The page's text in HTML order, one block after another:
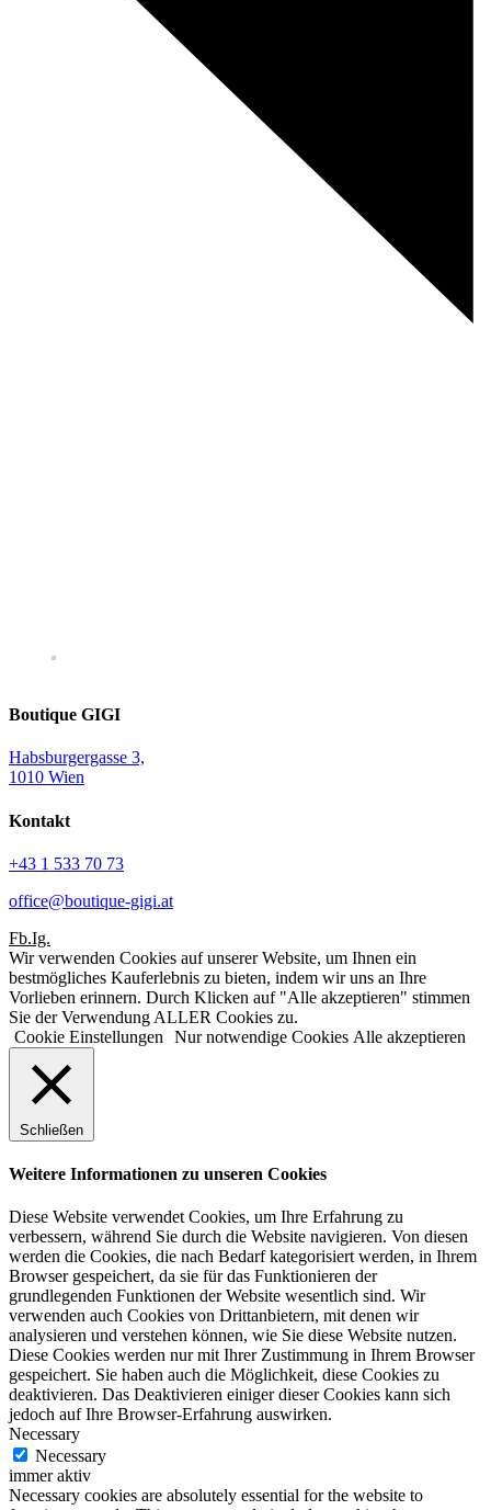
Boutique GIGI
Habsburgergasse 3,
1010 Wien
Kontakt
+43 1 533 70 73
office@boutique-gigi.at
Fb.Ig.
Wir verwenden Cookies auf unserer Website, um Ihnen ein
bestmögliches Kauferlebnis zu bieten, indem wir uns an Ihre
Vorlieben erinnern. Durch Klicken auf "Alle akzeptieren" stimmen
Sie der Verwendung ALLER Cookies zu.
Cookie Einstellungen
Nur notwendige Cookies Alle akzeptieren
Schließen
Weitere Informationen zu unseren Cookies
Diese Website verwendet Cookies, um Ihre Erfahrung zu
verbessern, während Sie durch die Website navigieren. Von diesen
werden die Cookies, die nach Bedarf kategorisiert werden, in Ihrem
Browser gespeichert, da sie für das Funktionieren der
grundlegenden Funktionen der Website wesentlich sind. Wir
verwenden auch Cookies von Drittanbietern, mit denen wir
analysieren und verstehen können, wie Sie diese Website nutzen.
Diese Cookies werden nur mit Ihrer Zustimmung in Ihrem Browser
gespeichert. Sie haben auch die Möglichkeit, diese Cookies zu
deaktivieren. Das Deaktivieren einiger dieser Cookies kann sich
jedoch auf Ihre Browser-Erfahrung auswirken.
Necessary
Necessary
immer aktiv
Necessary cookies are absolutely essential for the website to